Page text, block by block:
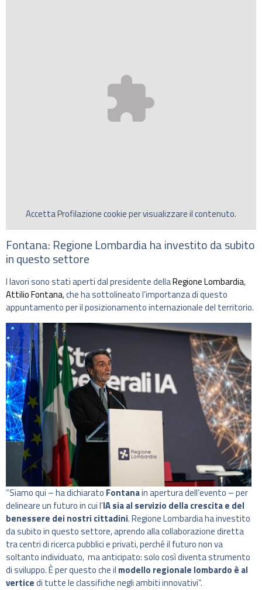
AccettaProfilazionecookie per visualizzare il contenuto.
Fontana: Regione Lombardia ha investito da subito
in questo settore
I lavori sono stati aperti dal presidente dellaRegione Lombardia,
Attilio Fontana, che ha sottolineato l’importanza di questo
appuntamento per il posizionamento internazionale del territorio.
“Siamo qui – ha dichiarato Fontanain apertura dell’evento – per
delineare un futuro in cui l’IA sia al servizio della crescita e del
benessere dei nostri cittadini. Regione Lombardia ha investito
da subito in questo settore, aprendo alla collaborazione diretta
tra centri di ricerca pubblici e privati, perché il futuro non va
soltanto individuato, ma anticipato: solo così diventa strumento
di sviluppo. È per questo che il modello regionale lombardo è al
verticedi tutte le classifiche negli ambiti innovativi”.